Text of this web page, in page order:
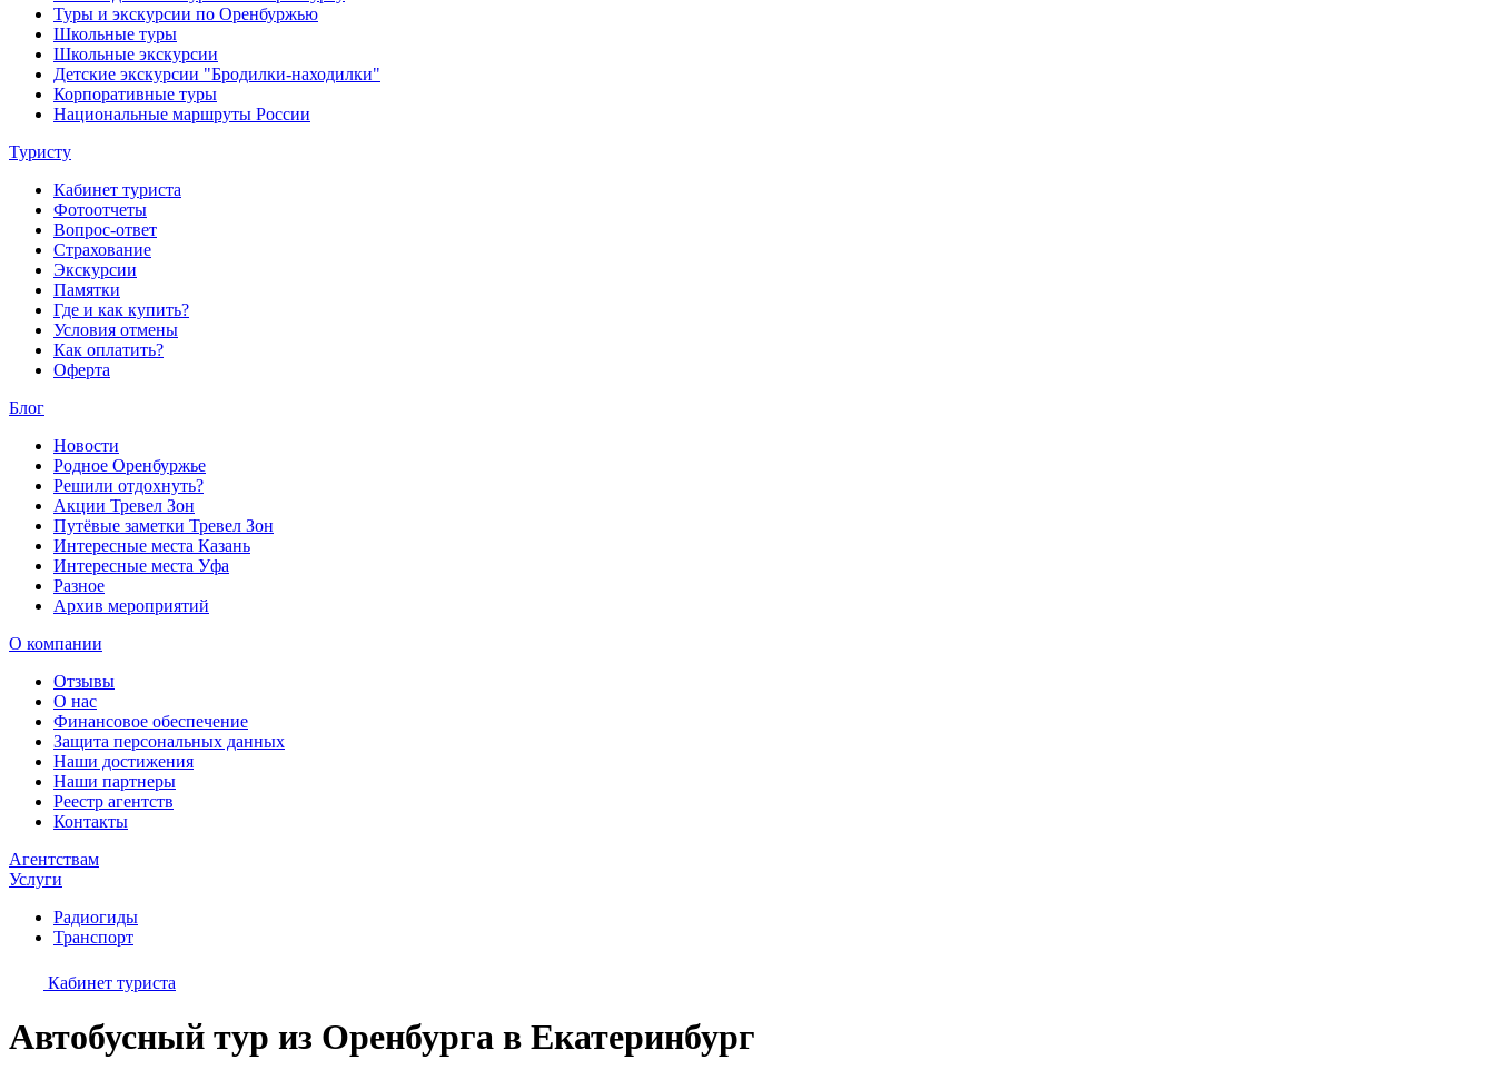
Туры и экскурсии по Оренбуржью
Школьные туры
Школьные экскурсии
Детские экскурсии "Бродилки-находилки"
Корпоративные туры
Национальные маршруты России
Туристу
Кабинет туриста
Фотоотчеты
Вопрос-ответ
Страхование
Экскурсии
Памятки
Где и как купить?
Условия отмены
Как оплатить?
Оферта
Блог
Новости
Родное Оренбуржье
Решили отдохнуть?
Акции Тревел Зон
Путёвые заметки Тревел Зон
Интересные места Казань
Интересные места Уфа
Разное
Архив мероприятий
О компании
Отзывы
О нас
Финансовое обеспечение
Защита персональных данных
Наши достижения
Наши партнеры
Реестр агентств
Контакты
Агентствам
Услуги
Радиогиды
Транспорт
Кабинет туриста
Автобусный тур из Оренбурга в Екатеринбург